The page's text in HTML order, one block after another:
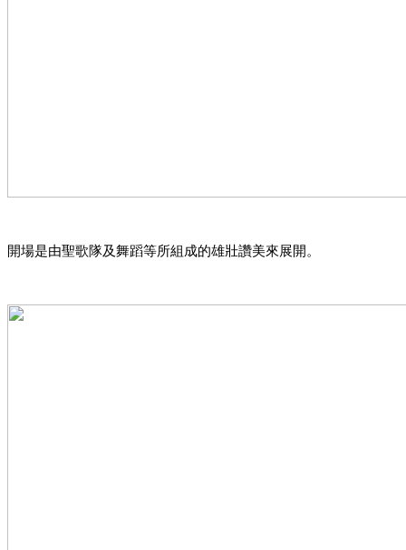
開場是由聖歌隊及舞蹈等所組成的雄壯讚美來展開。